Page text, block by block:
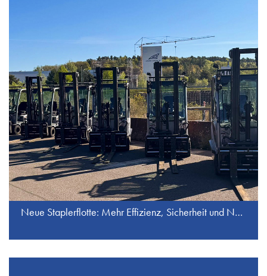
Neue Staplerflotte: Mehr Effizienz, Sicherheit und Nachhaltigkeit bei J.S. Industrieservice GmbH